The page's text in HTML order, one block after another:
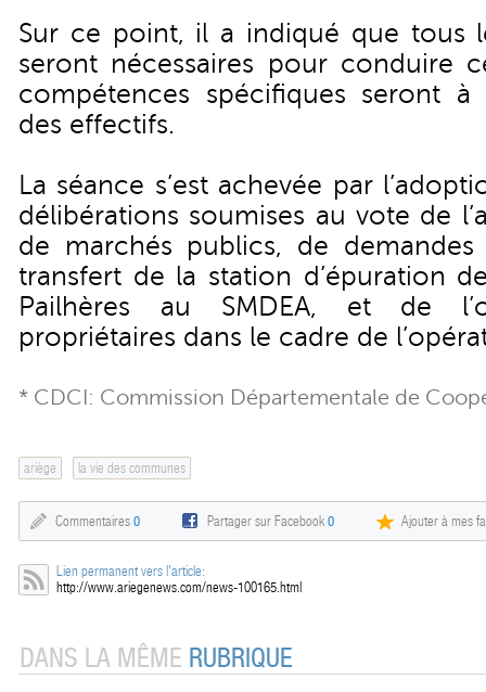
Sur ce point, il a indiqué que tous
seront nécessaires pour conduire
compétences spécifiques seront
des effectifs.
La séance s’est achevée par
délibérations soumises au vote de
de marchés publics, de
transfert de la station d’épuration
Pailhères au SMDEA, et de
propriétaires dans le cadre de
* CDCI: Commission Départementale de
ariège la vie des communes
Commentaires 0 Partager sur Facebook0 Ajouter à mes
Lien permanent vers l'article:
http://www.ariegenews.com/news-100165.html
DANS LA MÊME RUBRIQUE